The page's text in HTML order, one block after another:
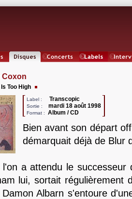
Coxon
Too High
Label : Transcopic
Sortie : mardi 18 août 1998
Format : Album / CD
Bien avant son départ
démarquait déjà de Blur
l'on a attendu le
lui, sortait régulièrement
Albarn s'entoure